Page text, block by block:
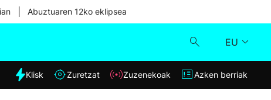
Abuztuaren 12ko eklipsea
EU
Klisk
Klisk Zuretzat Zuzenekoak Azken berriak